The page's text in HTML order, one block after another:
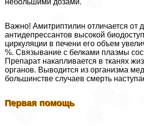
небольшими дозами.
Важно! Амитриптилин отличается от
антидепрессантов высокой
циркуляции в печени его объем
%. Связывание с белками плазмы
Препарат накапливается в тканях
органов. Выводится из организма
большинстве случаев cмepть
Первая помощь